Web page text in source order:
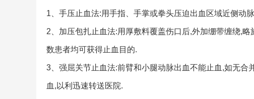
1、手压止血法:用手指、手掌或拳头压迫出血区域近侧动
2、加压包扎止血法:用厚敷料覆盖伤口后,外加绷带缠绕,
数患者均可获得止血目的.
3、强屈关节止血法:前臂和小腿动脉出血不能止血,如无
血,以利迅速转送医院.